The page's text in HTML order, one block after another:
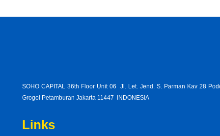
SOHO CAPITAL 36th Floor Unit 06 Jl. Let. Jend. S. Parman Kav 28
Grogol Petamburan Jakarta 11447 INDONESIA
Links